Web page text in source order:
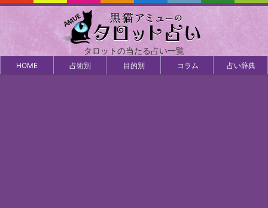
タロットの当たる占い一覧
HOME 占術別 目的別 コラム 占い辞典